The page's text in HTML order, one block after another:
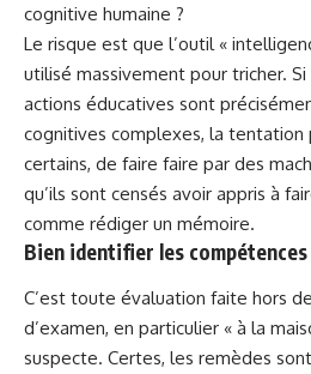
cognitive humaine ?
Le risque est que l’outil «
utilisé massivement pour tricher.
actions éducatives sont
cognitives complexes, la
certains, de faire faire par des
qu’ils sont censés avoir appris à
comme rédiger un mémoire.
Bien identifier les compétences
C’est toute évaluation faite hors
d’examen, en particulier « à la
suspecte. Certes, les remèdes